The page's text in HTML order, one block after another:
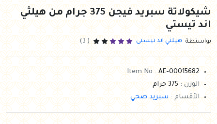
شيكولاتة سبريد فيجن 375 جرام من هيلثي
اند تيستي
بواستطة هيلثي اند تيستى ( 3)
Item No :AE-00015682
الوزن :375 جرام
الأقسام : سبريد صحي